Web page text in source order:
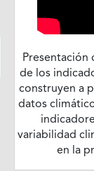
Presentación
de los
construyen a
datos
variabilidad
en la